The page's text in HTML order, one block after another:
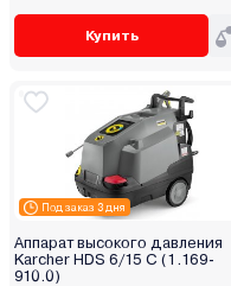
Procraft
RedVerg
RockForce
Rossvik
Scheppach
Купить
Под заказ 3 дня
Аппарат высокого давления
Karcher HDS 6/15 C (1.169-
910.0)